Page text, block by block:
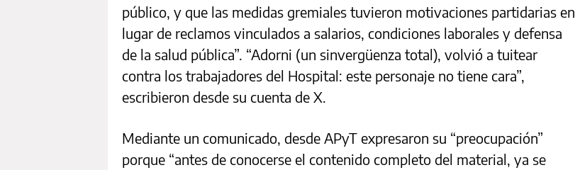
público, y que las medidas gremiales tuvieron motivaciones partidarias en
lugar de reclamos vinculados a salarios, condiciones laborales y defensa
de la salud pública”. “Adorni (un sinvergüenza total), volvió a tuitear
contra los trabajadores del Hospital: este personaje no tiene cara”,
escribieron desde su cuenta de X.
Mediante un comunicado, desde APyT expresaron su “preocupación”
porque “antes de conocerse el contenido completo del material, ya se